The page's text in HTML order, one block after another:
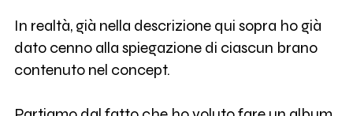
In realtà, già nella descrizione qui sopra ho già
dato cenno alla spiegazione di ciascun brano
contenuto nel concept.